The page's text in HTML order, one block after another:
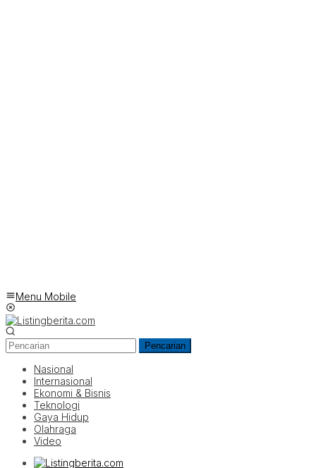
Menu Mobile
Pencarian
Nasional
Internasional
Ekonomi & Bisnis
Teknologi
Gaya Hidup
Olahraga
Video